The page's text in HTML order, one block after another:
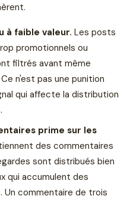
à faible valeur. Les posts
promotionnels ou
filtrés avant même
n'est pas une punition
qui affecte la distribution
prime sur les
des commentaires
sont distribués bien
qui accumulent des
Un commentaire de trois